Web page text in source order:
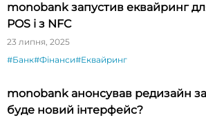
monobank запустив еквайринг
POS і з NFC
23 липня, 2025
#Банк#Фінанси#Еквайринг
monobank анонсував редизайн
буде новий інтерфейс?